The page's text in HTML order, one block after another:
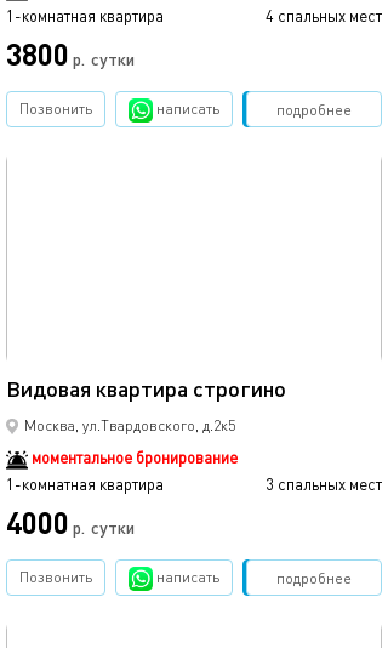
1-комнатная квартира
4 спальных мест
3800 р. сутки
подробнее
Позвонить написать Забронировать
Видовая квартира строгино
Москва, ул.Твардовского, д.2к5
моментальное бронирование
1-комнатная квартира
3 спальных мест
4000 р. сутки
подробнее
Позвонить написать Забронировать